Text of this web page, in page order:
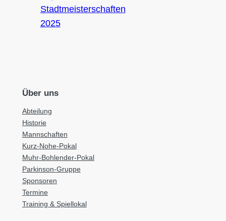
Stadtmeisterschaften
2025
Über uns
Abteilung
Historie
Mannschaften
Kurz-Nohe-Pokal
Muhr-Bohlender-Pokal
Parkinson-Gruppe
Sponsoren
Termine
Training & Spiellokal